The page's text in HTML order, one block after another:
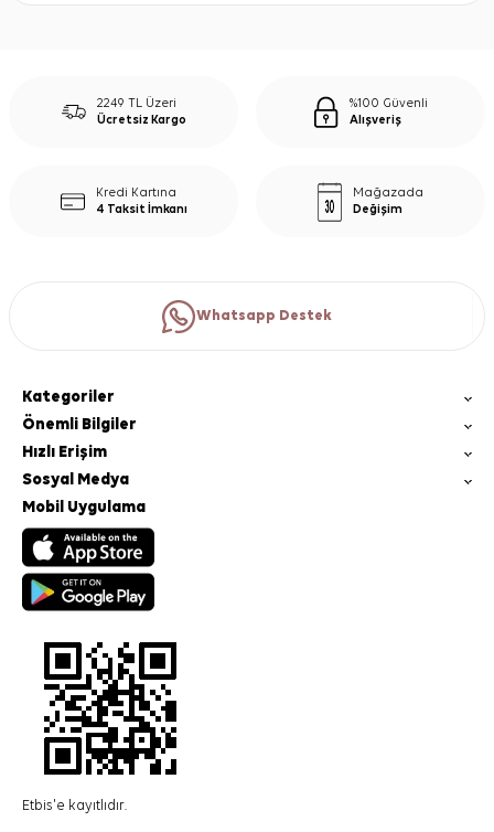
2249 TL Üzeri
Ücretsiz Kargo
%100 Güvenli
Alışveriş
Kredi Kartına
4 Taksit İmkanı
Mağazada
Değişim
Whatsapp Destek
Kategoriler
Önemli Bilgiler
Hızlı Erişim
Sosyal Medya
Mobil Uygulama
Etbis'e kayıtlıdır.